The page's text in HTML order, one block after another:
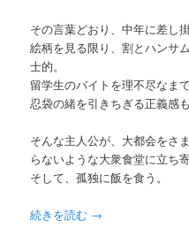
その言葉どおり、中年に差し
絵柄を見る限り、割とハンサ
士的。
留学生のバイトを理不尽なま
忍袋の緒を引きちぎる正義感も
そんな主人公が、大都会をさ
らないような大衆食堂に立ち寄
そして、孤独に飯を食う。
続きを読む →